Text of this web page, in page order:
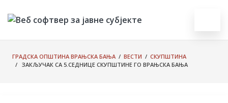
ГРАДСКА ОПШТИНА ВРАЊСКА БАЊА / ВЕСТИ / СКУПШТИНА
/ ЗАКЉУЧАК СА 5.СЕДНИЦЕ СКУПШТИНЕ ГО ВРАЊСКА БАЊА